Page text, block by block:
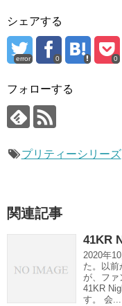
シェアする
error 0 0
フォローする
プリティーシリーズ
関連記事
41KR
2020年
た。以前
が、ファ
41KR
す。 会...